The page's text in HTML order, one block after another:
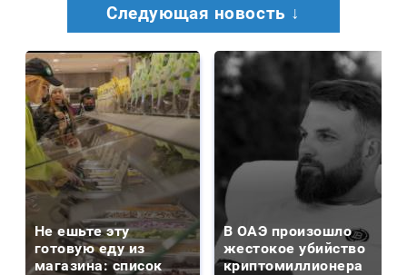
Следующая новость ↓
Не ешьте эту
готовую еду из
магазина: список
В ОАЭ произошло
жестокое убийство
криптомиллионера